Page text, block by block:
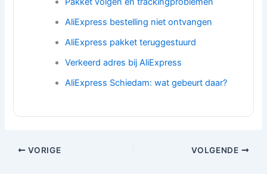
AliExpress bestelling niet ontvangen
AliExpress pakket teruggestuurd
Verkeerd adres bij AliExpress
AliExpress Schiedam: wat gebeurt daar?
VORIGE VOLGENDE